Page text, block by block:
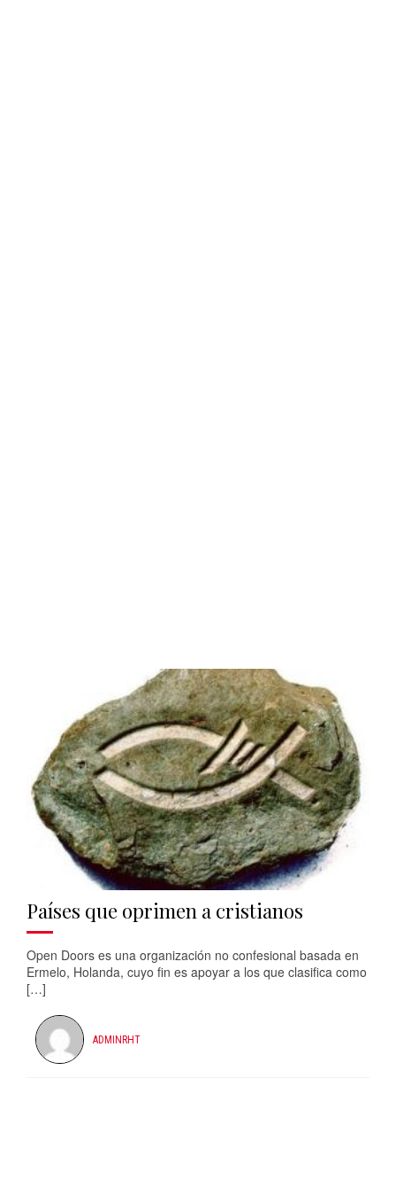
Países que oprimen a cristianos
Open Doors es una organización no confesional basada en
Ermelo, Holanda, cuyo fin es apoyar a los que clasifica como
[…]
ADMINRHT